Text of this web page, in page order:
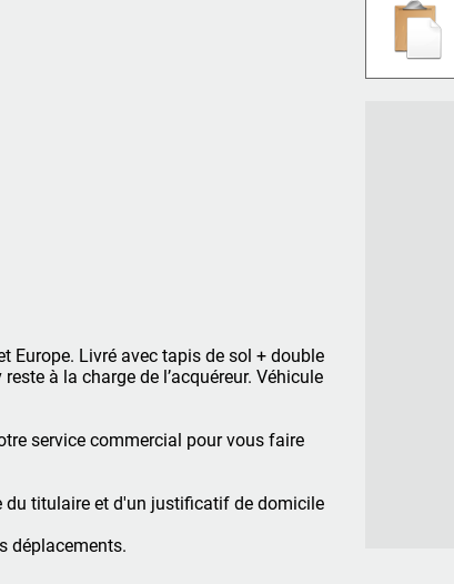
Europe. Livré avec tapis de sol + double
à la charge de l’acquéreur. Véhicule
service commercial pour vous faire
du titulaire et d'un justificatif de domicile
déplacements.